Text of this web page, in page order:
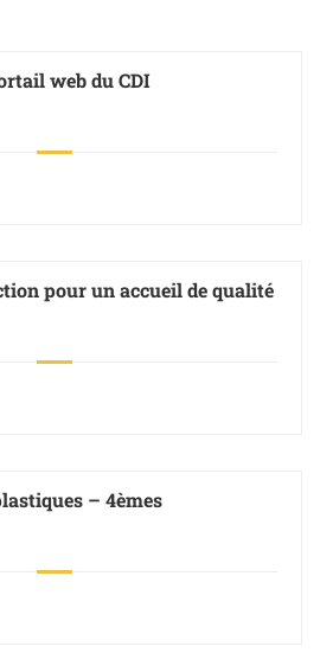
web du CDI
pour un accueil de qualité
– 4èmes